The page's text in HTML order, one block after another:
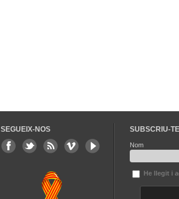
SEGUEIX-NOS SUBSCRIU-
Nom
He llegit i